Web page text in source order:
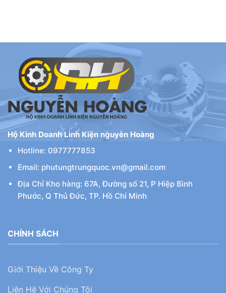
Hộ Kinh Doanh Linh Kiện nguyễn Hoàng
Hotline: 0977777853
Email: phutungtrungquoc.vn@gmail.com
Địa Chỉ Kho hàng: 67A, Đường số 21, P Hiệp Bình
Phước, Q Thủ Đức, TP. Hồ Chí Minh
CHÍNH SÁCH
Giới Thiệu Về Công Ty
Liên Hệ Với Chúng Tôi